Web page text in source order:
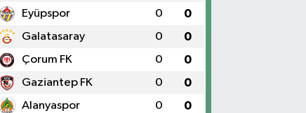
Eyüpspor 0 0
Galatasaray 0 0
Çorum FK 0 0
Gaziantep FK 0 0
Alanyaspor 0 0